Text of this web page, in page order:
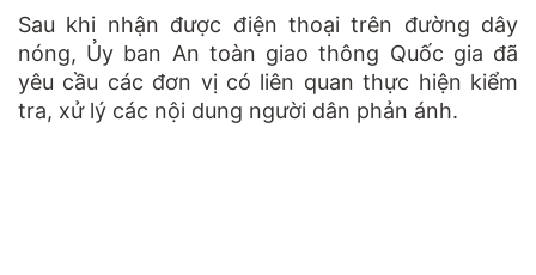
Sau khi nhận được điện thoại trên đường dây
nóng, Ủy ban An toàn giao thông Quốc gia đã
yêu cầu các đơn vị có liên quan thực hiện kiểm
tra, xử lý các nội dung người dân phản ánh.